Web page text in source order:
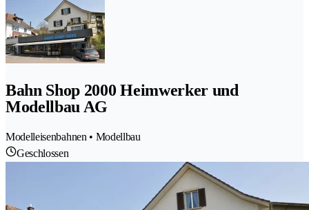
Bahn Shop 2000 Heimwerker und
Modellbau AG
Modelleisenbahnen • Modellbau
Geschlossen